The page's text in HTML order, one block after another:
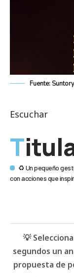
Fuente:
Escuchar
♻️ Un pequeño
con acciones que
💡
segundos un
propuesta de